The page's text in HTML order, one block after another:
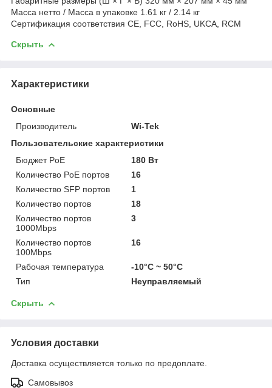
Масса нетто / Масса в упаковке 1.61 кг / 2.14 кг
Сертификация соответствия CE, FCC, RoHS, UKCA, RCM
Скрыть
Характеристики
Основные
Производитель
Wi-Tek
Пользовательские характеристики
Бюджет PoE
180 Вт
Количество PoE портов
16
Количество SFP портов
1
Количество портов
18
Количество портов
1000Mbps
3
Количество портов
100Mbps
16
Рабочая температура
-10°C ~ 50°C
Тип
Неуправляемый
Скрыть
Условия доставки
Доставка осуществляется только по предоплате.
Самовывоз